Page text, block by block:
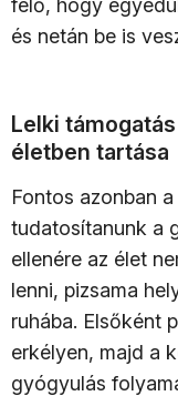
félő, hogy
és netán be is
Lelki
életben tartása
Fontos azonban
tudatosítanunk a
ellenére az élet
lenni, pizsama
ruhába. Elsőként
erkélyen, majd a
gyógyulás